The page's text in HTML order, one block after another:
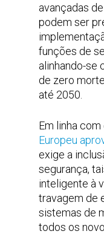
avançadas
podem ser
funções de
alinhando-se
de zero
até 2050.
Em linha
Europeu
exige a
segurança,
inteligente à
travagem de
sistemas de
todos os